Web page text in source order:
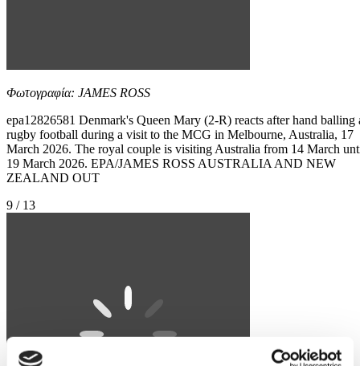
Φωτογραφία: JAMES ROSS
epa12826581 Denmark's Queen Mary (2-R) reacts after hand balling
rugby football during a visit to the MCG in Melbourne, Australia, 17
March 2026. The royal couple is visiting Australia from 14 March
19 March 2026. EPA/JAMES ROSS AUSTRALIA AND NEW
ZEALAND OUT
9 / 13